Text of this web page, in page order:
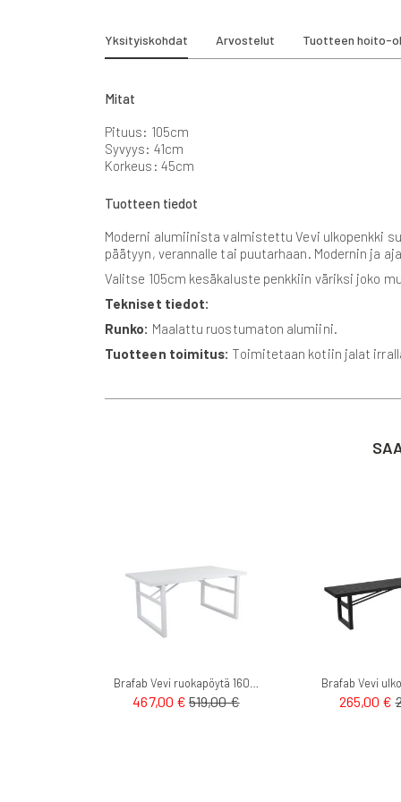
the
images
Yksityiskohdat
Mitat
Pituus: 105cm
Syvyys: 41cm
Korkeus: 45cm
Tuotteen tiedot
Moderni alumiinista valmistettu Vevi ulkopenkki
päätyyn, verannalle tai puutarhaan. Modernin ja
Valitse 105cm kesäkaluste penkkiin väriksi joko
Tekniset tiedot:
Runko: Maalattu ruostumaton alumiini.
Tuotteen toimitus: Toimitetaan kotiin jalat
Arvostelut Tuotteen hoito-
467,00 € 519,00 € 265,00 €